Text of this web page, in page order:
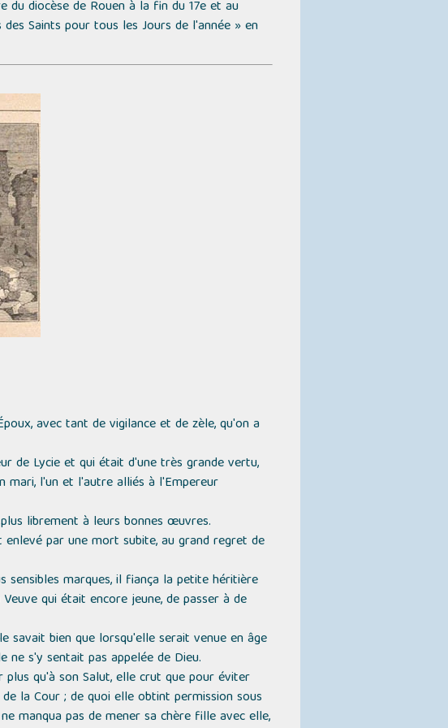
du diocèse de Rouen à la fin du 17e et au
Saints pour tous les Jours de l'année »en
avec tant de vigilance et de zèle, qu'on a
de Lycie et qui était d'une très grande vertu,
mari, l'un et l'autre alliés à l'Empereur
librement à leurs bonnes œuvres.
par une mort subite, au grand regret de
marques, il fiança la petite héritière
qui était encore jeune, de passer à de
savait bien que lorsqu'elle serait venue en âge
s'y sentait pas appelée de Dieu.
qu'à son Salut, elle crut que pour éviter
la Cour ; de quoi elle obtint permission sous
manqua pas de mener sa chère fille avec elle,